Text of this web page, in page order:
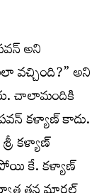
అని
వచ్చింది?” అని
చాలామందికి
కళ్యాణ్ కాదు.
కళ్యాణ్
కే. కళ్యాణ్